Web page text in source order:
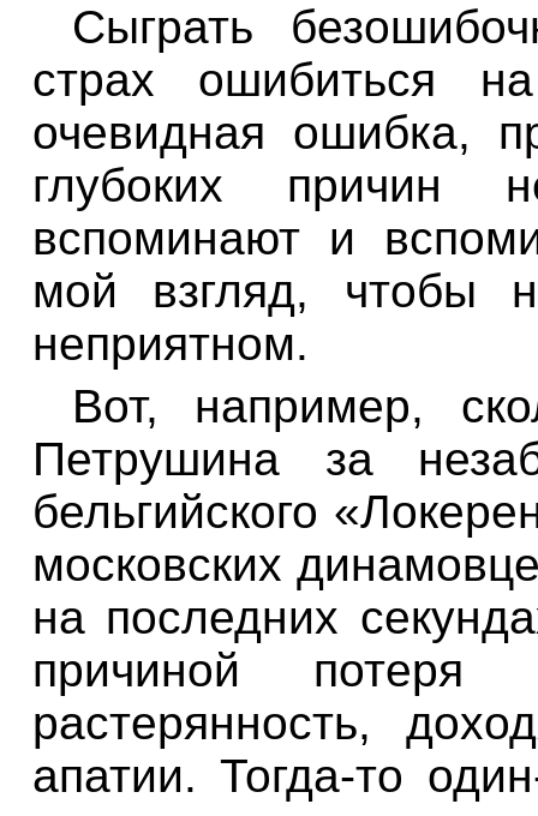
Сыграть
страх ошибиться
очевидная ошибка,
глубоких причин
вспоминают и
мой взгляд, чтобы
неприятном.
Вот, например,
Петрушина за
бельгийского
московских
на последних
причиной
растерянность,
апатии. Тогда-то